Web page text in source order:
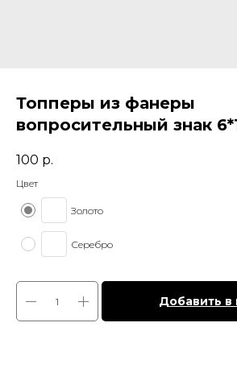
Топперы из фанеры
вопросительный знак
100 р.
Цвет
Золото
Серебро
Добавить в